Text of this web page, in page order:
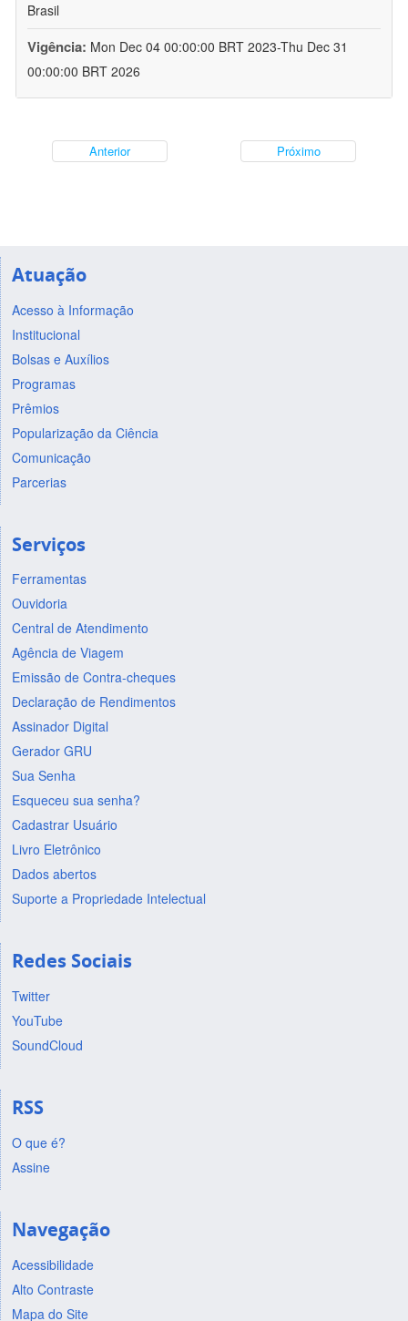
Brasil
Vigência: Mon Dec 04 00:00:00 BRT 2023-Thu Dec 31
00:00:00 BRT 2026
Anterior Próximo
Atuação
Acesso à Informação
Institucional
Bolsas e Auxílios
Programas
Prêmios
Popularização da Ciência
Comunicação
Parcerias
Serviços
Ferramentas
Ouvidoria
Central de Atendimento
Agência de Viagem
Emissão de Contra-cheques
Declaração de Rendimentos
Assinador Digital
Gerador GRU
Sua Senha
Esqueceu sua senha?
Cadastrar Usuário
Livro Eletrônico
Dados abertos
Suporte a Propriedade Intelectual
Redes Sociais
Twitter
YouTube
SoundCloud
RSS
O que é?
Assine
Navegação
Acessibilidade
Alto Contraste
Mapa do Site